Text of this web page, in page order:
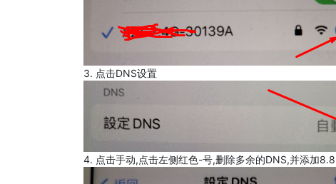
3. 点击DNS设置
4. 点击手动,点击左侧红色-号,删除多余的DNS,并添加